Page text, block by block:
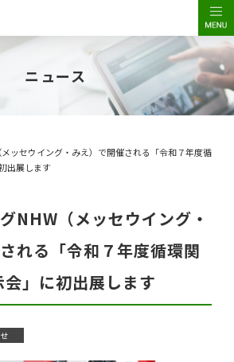
ニュース
ッセウイング・みえ）で開催される「令和７年度循
出展します
NHW（メッセウイング・
れる「令和７年度循環関
」に初出展します